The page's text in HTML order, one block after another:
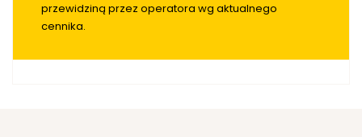
przewidziną przez operatora wg aktualnego
cennika.